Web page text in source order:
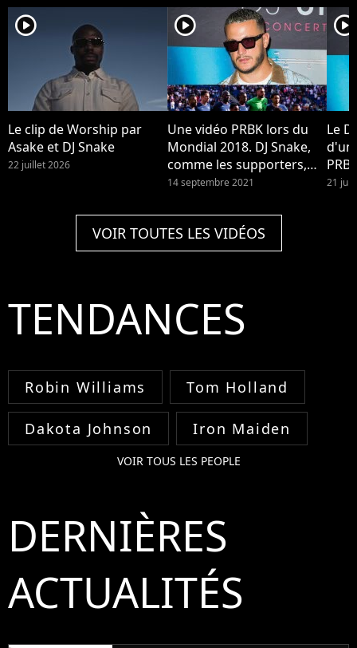
player2
Le clip de Worship par
Asake et DJ Snake
22 juillet 2026
player2
Une vidéo PRBK lors du
Mondial 2018. DJ Snake,
comme les supporters,
refuse de remplacer Phil
la polémique de sa
chanson au Parc des
Princes et dit ne pas
14 septembre 2021
player2
Le
son
21
VOIR TOUTES LES VIDÉOS
TENDANCES
Robin Williams Tom Holland
Dakota Johnson Iron Maiden
VOIR TOUS LES PEOPLE
DERNIÈRES
ACTUALITÉS